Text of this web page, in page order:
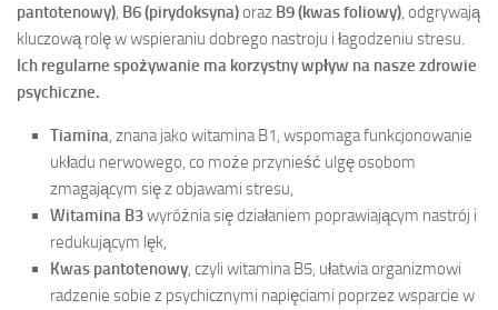
pantotenowy), B6 (pirydoksyna)oraz B9 (kwas foliowy), odgrywają
kluczową rolę w wspieraniu dobrego nastroju i łagodzeniu stresu.
Ich regularne spożywanie ma korzystny wpływ na nasze zdrowie
psychiczne.
Tiamina, znana jako witamina B1, wspomaga funkcjonowanie
układu nerwowego, co może przynieść ulgę osobom
zmagającym się z objawami stresu,
Witamina B3wyróżnia się działaniem poprawiającym nastrój i
redukującym lęk,
Kwas pantotenowy, czyli witamina B5, ułatwia organizmowi
radzenie sobie z psychicznymi napięciami poprzez wsparcie w